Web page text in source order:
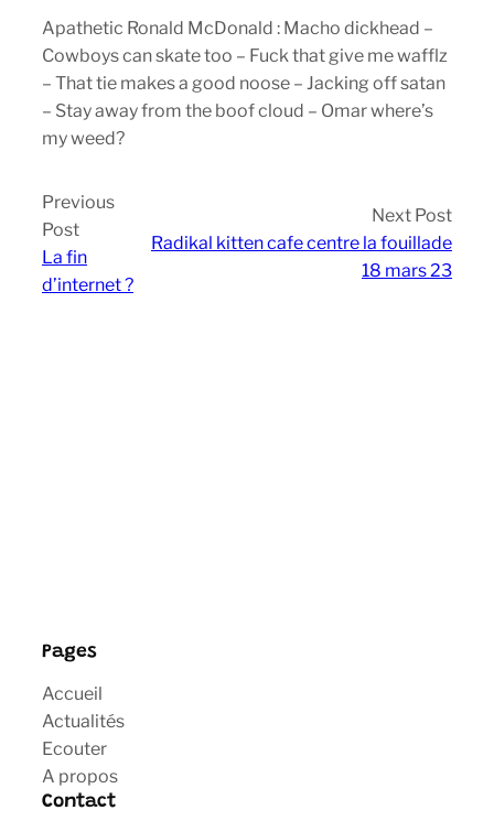
Apathetic Ronald McDonald : Macho dickhead –
Cowboys can skate too – Fuck that give me wafflz
– That tie makes a good noose – Jacking off satan
– Stay away from the boof cloud – Omar where’s
my weed?
Previous
Post
La fin
d’internet ?
Next Post
Radikal kitten cafe centre la fouillade
18 mars 23
Pages
Accueil
Actualités
Ecouter
A propos
Contact